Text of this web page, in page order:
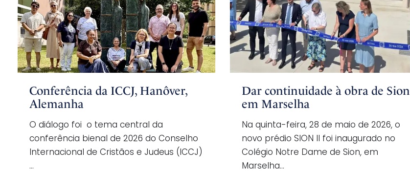
Conferência da ICCJ, Hanôver,
Alemanha
O diálogo foi o tema central da
conferência bienal de 2026 do Conselho
Internacional de Cristãos e Judeus (ICCJ)
…
Dar continuidade à obra de Sion
em Marselha
Na quinta-feira, 28 de maio de 2026, o
novo prédio SION II foi inaugurado no
Colégio Notre Dame de Sion, em
Marselha…